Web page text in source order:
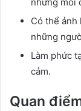
Có thể ảnh
những
Làm phức
cảm.
Quan